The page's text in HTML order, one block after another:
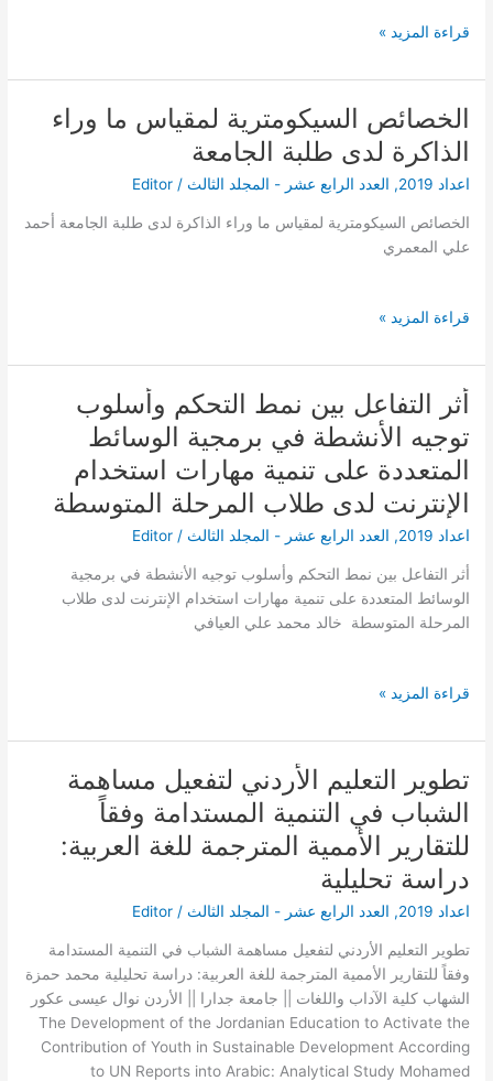
الأردن
قراءة المزيد »
الخصائص السيكومترية لمقياس ما وراء
الذاكرة لدى طلبة الجامعة
اعداد 2019 , العدد الرابع عشر - المجلد الثالث /
Editor
الخصائص السيكومترية لمقياس ما وراء الذاكرة لدى طلبة الجامعة أحمد
علي المعمري
الخصائص
السيكومترية
لمقياس
ما
لدى
الجامعة
قراءة المزيد »
أثر التفاعل بين نمط التحكم وأسلوب
توجيه الأنشطة في برمجية الوسائط
المتعددة على تنمية مهارات استخدام
الإنترنت لدى طلاب المرحلة المتوسطة
اعداد 2019 , العدد الرابع عشر - المجلد الثالث /
Editor
أثر التفاعل بين نمط التحكم وأسلوب توجيه الأنشطة في برمجية
الوسائط المتعددة على تنمية مهارات استخدام الإنترنت لدى طلاب
المرحلة المتوسطة خالد محمد علي العيافي
أثر
التفاعل
بين
نمط
التحكم
وأسلوب
توجيه
الأنشطة
في
برمجية
على
مهارات
الإنترنت
لدى
طلاب
المرحلة
المتوسطة
قراءة المزيد »
تطوير التعليم الأردني لتفعيل مساهمة
الشباب في التنمية المستدامة وفقاً
للتقارير الأممية المترجمة للغة العربية:
دراسة تحليلية
اعداد 2019 , العدد الرابع عشر - المجلد الثالث /
Editor
تطوير التعليم الأردني لتفعيل مساهمة الشباب في التنمية المستدامة
وفقاً للتقارير الأممية المترجمة للغة العربية: دراسة تحليلية محمد حمزة
الشهاب كلية الآداب واللغات || جامعة جدارا || الأردن نوال عيسى عكور
The Development of the Jordanian Education to Activate the
Contribution of Youth in Sustainable Development According
to UN Reports into Arabic: Analytical Study Mohamed
تطوير
التعليم
الأردني
لتفعيل
مساهمة
الشباب
في
التنمية
المستدامة
وفقاً
للتقارير
الأممية
المترجمة